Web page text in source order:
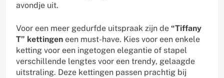
avondje uit.
Voor een meer gedurfde uitspraak zijn de “Tiffany
T” kettingen een must-have. Kies voor een enkele
ketting voor een ingetogen elegantie of stapel
verschillende lengtes voor een trendy, gelaagde
uitstraling. Deze kettingen passen prachtig bij